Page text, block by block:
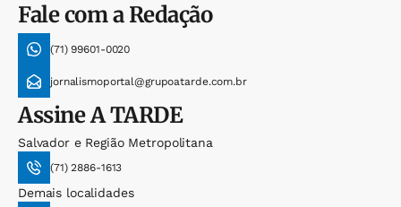
Fale com a Redação
(71) 99601-0020
jornalismoportal@grupoatarde.com.br
AssineA TARDE
Salvador e Região Metropolitana
(71) 2886-1613
Demais localidades